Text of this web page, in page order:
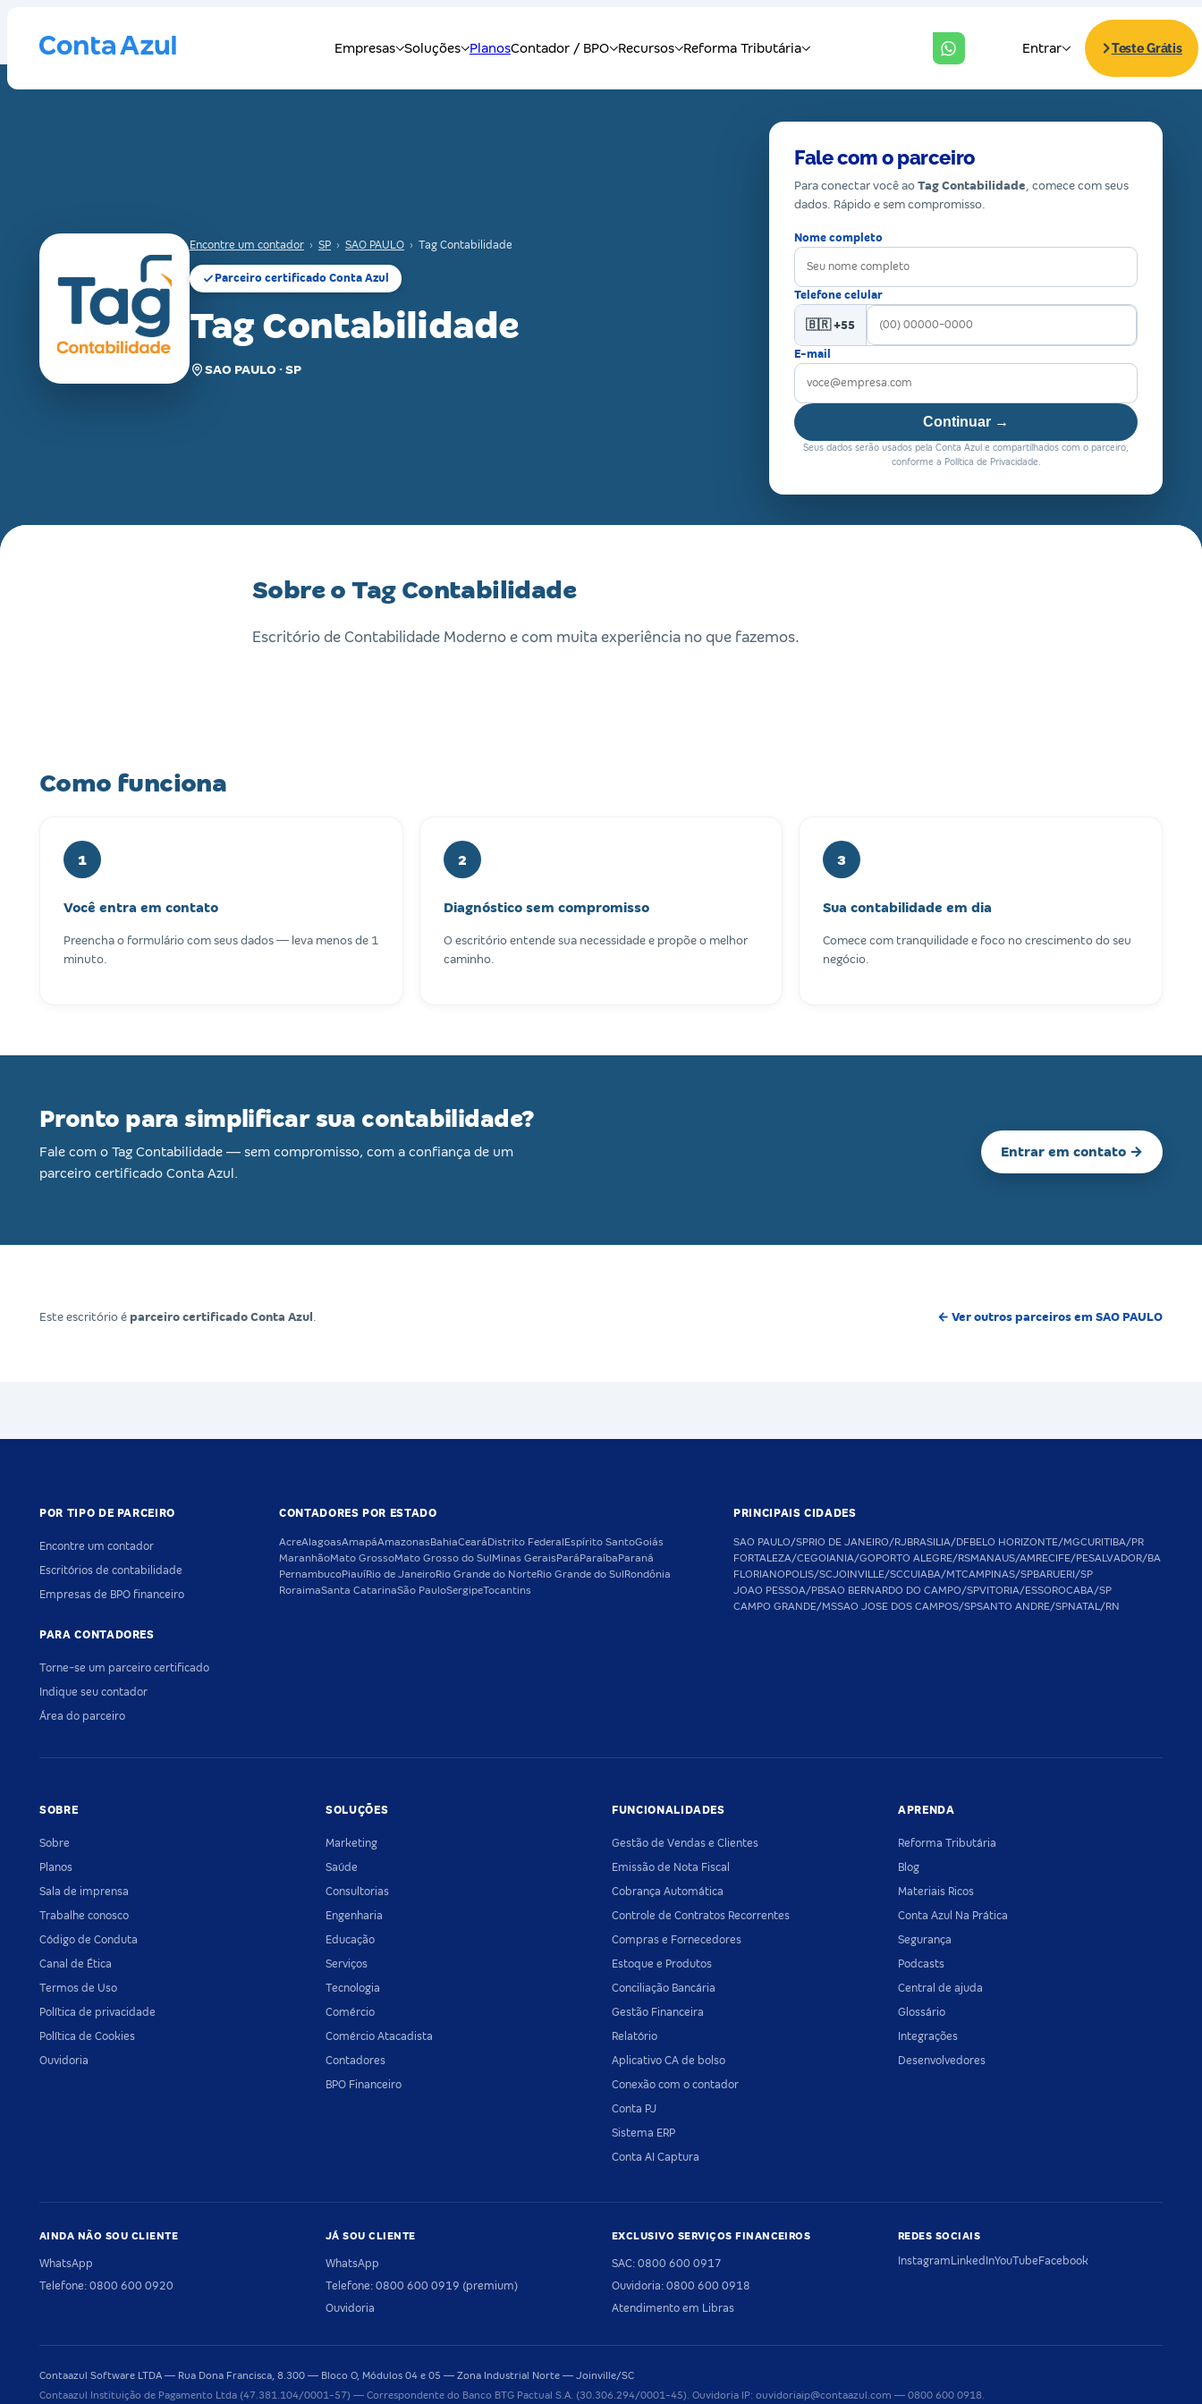
Encontre um contador › SP › SAO PAULO › Tag Contabilidade
Parceiro certificado Conta Azul
Tag Contabilidade
SAO PAULO · SP
Fale com o parceiro
Para conectar você ao Tag Contabilidade, comece com seus
dados. Rápido e sem compromisso.
Nome completo
Telefone celular
🇧🇷 +55
E-mail
Continuar →
Seus dados serão usados pela Conta Azul e compartilhados com o parceiro,
conforme a Política de Privacidade.
Sobre o Tag Contabilidade
Escritório de Contabilidade Moderno e com muita experiência no que fazemos.
Como funciona
1
Você entra em contato
Preencha o formulário com seus dados — leva menos de 1
minuto.
2
Diagnóstico sem compromisso
O escritório entende sua necessidade e propõe o melhor
caminho.
3
Sua contabilidade em dia
Comece com tranquilidade e foco no crescimento do seu
negócio.
Pronto para simplificar sua contabilidade?
Fale com o Tag Contabilidade — sem compromisso, com a confiança de um
parceiro certificado Conta Azul.
Entrar em contato →
Este escritório é parceiro certificado Conta Azul . ← Ver outros parceiros em SAO PAULO
POR TIPO DE PARCEIRO
Encontre um contador
Escritórios de contabilidade
Empresas de BPO financeiro
PARA CONTADORES
Torne-se um parceiro certificado
Indique seu contador
Área do parceiro
CONTADORES POR ESTADO
AcreAlagoasAmapáAmazonasBahiaCearáDistrito FederalEspírito SantoGoiás
MaranhãoMato GrossoMato Grosso do SulMinas GeraisParáParaíbaParaná
PernambucoPiauíRio de JaneiroRio Grande do NorteRio Grande do SulRondônia
RoraimaSanta CatarinaSão PauloSergipeTocantins
PRINCIPAIS CIDADES
SAO PAULO/SPRIO DE JANEIRO/RJBRASILIA/DFBELO HORIZONTE/MGCURITIBA/PR
FORTALEZA/CEGOIANIA/GOPORTO ALEGRE/RSMANAUS/AMRECIFE/PESALVADOR/BA
FLORIANOPOLIS/SCJOINVILLE/SCCUIABA/MTCAMPINAS/SPBARUERI/SP
JOAO PESSOA/PBSAO BERNARDO DO CAMPO/SPVITORIA/ESSOROCABA/SP
CAMPO GRANDE/MSSAO JOSE DOS CAMPOS/SPSANTO ANDRE/SPNATAL/RN
SOBRE
Sobre
Planos
Sala de imprensa
Trabalhe conosco
Código de Conduta
Canal de Ética
Termos de Uso
Política de privacidade
Política de Cookies
Ouvidoria
SOLUÇÕES
Marketing
Saúde
Consultorias
Engenharia
Educação
Serviços
Tecnologia
Comércio
Comércio Atacadista
Contadores
BPO Financeiro
FUNCIONALIDADES
Gestão de Vendas e Clientes
Emissão de Nota Fiscal
Cobrança Automática
Controle de Contratos Recorrentes
Compras e Fornecedores
Estoque e Produtos
Conciliação Bancária
Gestão Financeira
Relatório
Aplicativo CA de bolso
Conexão com o contador
Conta PJ
Sistema ERP
Conta AI Captura
APRENDA
Reforma Tributária
Blog
Materiais Ricos
Conta Azul Na Prática
Segurança
Podcasts
Central de ajuda
Glossário
Integrações
Desenvolvedores
AINDA NÃO SOU CLIENTE
WhatsApp
Telefone: 0800 600 0920
JÁ SOU CLIENTE
WhatsApp
Telefone: 0800 600 0919 (premium)
Ouvidoria
EXCLUSIVO SERVIÇOS FINANCEIROS
SAC: 0800 600 0917
Ouvidoria: 0800 600 0918
Atendimento em Libras
REDES SOCIAIS
InstagramLinkedInYouTubeFacebook
Contaazul Software LTDA — Rua Dona Francisca, 8.300 — Bloco O, Módulos 04 e 05 — Zona Industrial Norte — Joinville/SC
Contaazul Instituição de Pagamento Ltda (47.381.104/0001-57) — Correspondente do Banco BTG Pactual S.A. (30.306.294/0001-45). Ouvidoria IP: ouvidoriaip@contaazul.com — 0800 600 0918.